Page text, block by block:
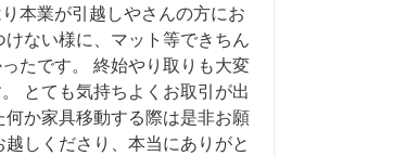
本業が引越しやさんの方にお
ない様に、マット等できちん
たです。 終始やり取りも大変
とても気持ちよくお取引が出
か家具移動する際は是非お願
しくださり、本当にありがと